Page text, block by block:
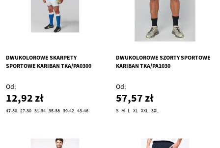
DWUKOLOROWE SKARPETY
SPORTOWE KARIBAN TKA/PA0300
Od
12,92 zł
47-50 27-30 31-34 35-38 39-42 43-46
DWUKOLOROWE SZORTY SPORTOWE
KARIBAN TKA/PA1030
Od
57,57 zł
S M L XL XXL 3XL